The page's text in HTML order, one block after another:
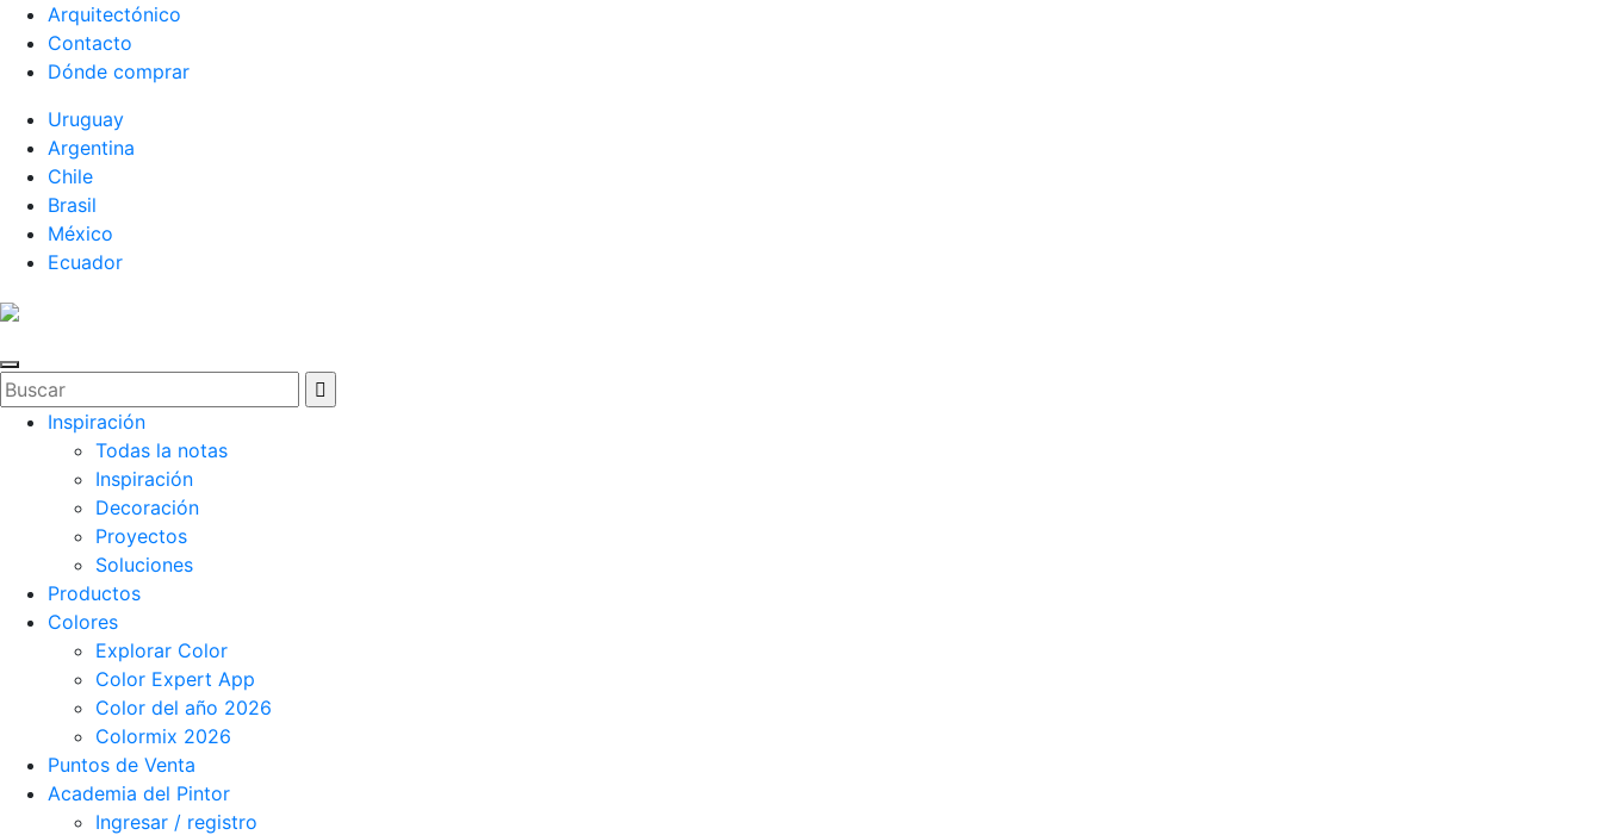
Arquitectónico
Contacto
Dónde comprar
Uruguay
Argentina
Chile
Brasil
México
Ecuador
Inspiración
Todas la notas
Inspiración
Decoración
Proyectos
Soluciones
Productos
Colores
Explorar Color
Color Expert App
Color del año 2026
Colormix 2026
Puntos de Venta
Academia del Pintor
Ingresar / registro